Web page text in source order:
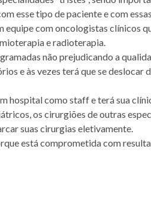
esse tipo de paciente e com
com oncologistas clínicos
e radioterapia.
não prejudicando a
e às vezes terá que se deslocar
hospital como staff e terá sua
os cirurgiões de outras
suas cirurgias eletivamente.
está comprometida com